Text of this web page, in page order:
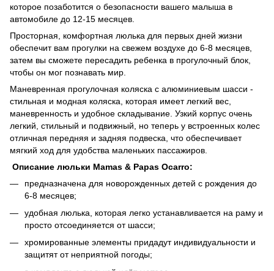
которое позаботится о безопасности вашего малыша в
автомобиле до 12-15 месяцев.
Просторная, комфортная люлька для первых дней жизни
обеспечит вам прогулки на свежем воздухе до 6-8 месяцев,
затем вы сможете пересадить ребенка в прогулочный блок,
чтобы он мог познавать мир.
Маневренная прогулочная коляска с алюминиевым шасси -
стильная и модная коляска, которая имеет легкий вес,
маневренность и удобное складывание. Узкий корпус очень
легкий, стильный и подвижный, но теперь у встроенных колес
отличная передняя и задняя подвеска, что обеспечивает
мягкий ход для удобства маленьких пассажиров.
Описание люльки Mamas & Papas Ocarro:
предназначена для новорожденных детей с рождения до
6-8 месяцев;
удобная люлька, которая легко устанавливается на раму и
просто отсоединяется от шасси;
хромированные элементы придадут индивидуальности и
защитят от неприятной погоды;